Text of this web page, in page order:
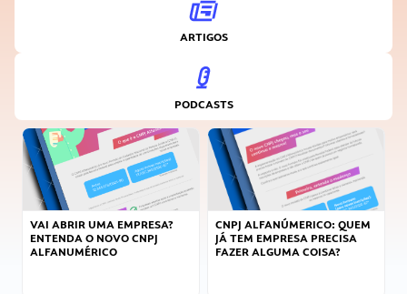
ARTIGOS
PODCASTS
VAI ABRIR UMA EMPRESA?
ENTENDA O NOVO CNPJ
ALFANUMÉRICO
CNPJ ALFANÚMERICO: QUEM
JÁ TEM EMPRESA PRECISA
FAZER ALGUMA COISA?